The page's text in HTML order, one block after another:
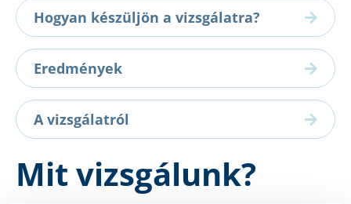
Hogyan készüljön a vizsgálatra?
Eredmények
A vizsgálatról
Mit vizsgálunk?